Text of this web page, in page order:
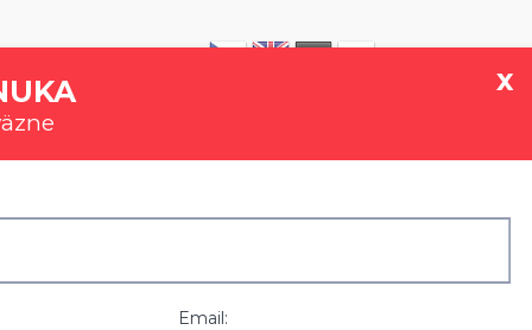
REFERENCIE KONTAKT
x
Email: